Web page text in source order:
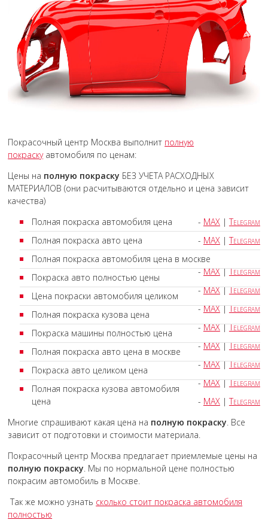
Покрасочный центр Москва выполнит полную
покраскуавтомобиля по ценам:
Цены на полную покраску БЕЗ УЧЕТА РАСХОДНЫХ
МАТЕРИАЛОВ (они расчитываются отдельно и цена зависит
качества)
Полная покраска автомобиля цена
- MAX|Telegram
Полная покраска авто цена
- MAX|Telegram
Полная покраска автомобиля цена в москве
-MAX|Telegram
Покраска авто полностью цены
-MAX|Telegram
Цена покраски автомобиля целиком
-MAX|Telegram
Полная покраска кузова цена
-MAX|Telegram
Покраска машины полностью цена
-MAX|Telegram
Полная покраска авто цена в москве
-MAX|Telegram
Покраска авто целиком цена
-MAX|Telegram
Полная покраска кузова автомобиля
цена
- MAX|Telegram
Многие спрашивают какая цена на полную покраску. Все
зависит от подготовки и стоимости материала.
Покрасочный центр Москва предлагает приемлемые цены на
полную покраску. Мы по нормальной цене полностью
покрасим автомобиль в Москве.
Так же можно узнать сколько стоит покраска автомобиля
полностью